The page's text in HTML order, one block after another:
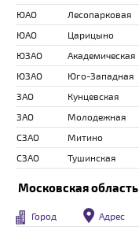
ЮАО
Лесопарковая
ЮАО
Царицыно
ЮЗАО
Академическая
ЮЗАО
Юго-Западная
ЗАО
Кунцевская
ЗАО
Молодежная
СЗАО
Митино
СЗАО
Тушинская
Московская область
Город
Адрес